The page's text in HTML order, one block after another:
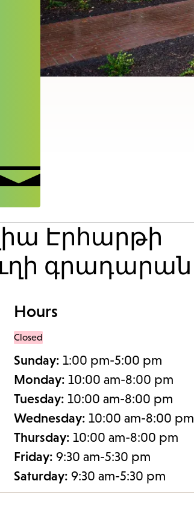
Էրհարթի
գրադարան
Hours
Closed
Sunday: 1:00 pm-5:00 pm
Monday: 10:00 am-8:00 pm
Tuesday: 10:00 am-8:00 pm
Wednesday: 10:00 am-8:00 pm
Thursday: 10:00 am-8:00 pm
Friday: 9:30 am-5:30 pm
Saturday: 9:30 am-5:30 pm